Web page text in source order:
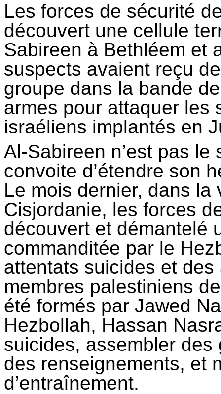
Les forces de sécurité
découvert une cellule
Sabireen à Bethléem et
suspects avaient reçu
groupe dans la bande
armes pour attaquer les
israéliens implantés en
Al-Sabireen n’est pas
convoite d’étendre son
Le mois dernier, dans
Cisjordanie, les forces
découvert et démantelé
commanditée par le
attentats suicides et
membres palestiniens
été formés par Jawed
Hezbollah, Hassan
suicides, assembler des
des renseignements, et
d’entraînement.